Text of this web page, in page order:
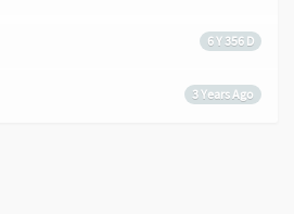
6 Y 356 D
3 Years Ago